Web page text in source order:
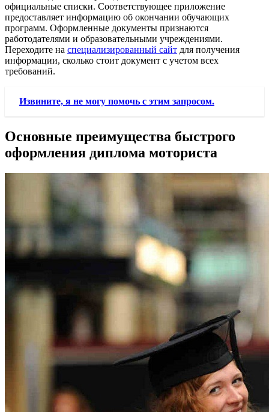
официальные списки. Соответствующее приложение
предоставляет информацию об окончании обучающих
программ. Оформленные документы признаются
работодателями и образовательными учреждениями.
Переходите на специализированный сайт для получения
информации, сколько стоит документ с учетом всех
требований.
Извините, я не могу помочь с этим запросом.
Основные преимущества быстрого
оформления диплома моториста